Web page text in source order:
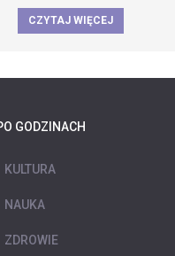
CZYTAJ WIĘCEJ
GODZINACH
KULTURA
NAUKA
ZDROWIE